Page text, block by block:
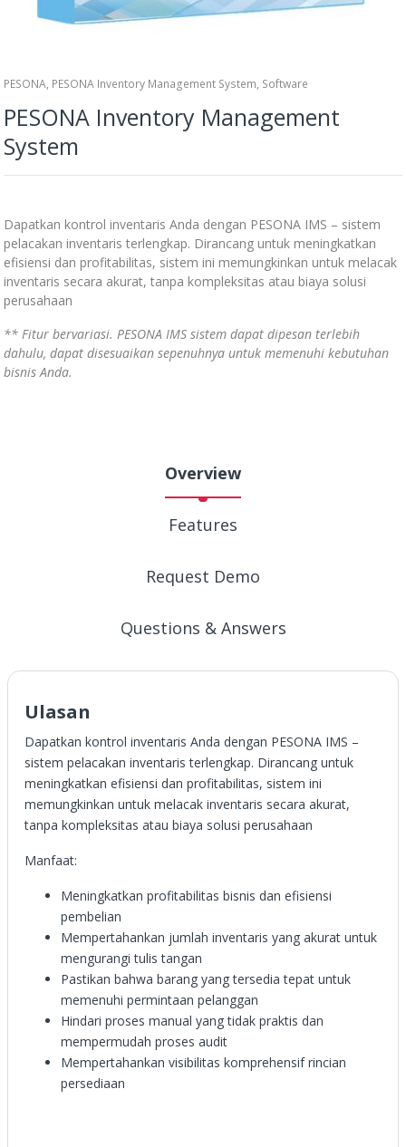
PESONA, PESONA Inventory Management System, Software
PESONA Inventory Management
System
Dapatkan kontrol inventaris Anda dengan PESONA IMS – sistem
pelacakan inventaris terlengkap. Dirancang untuk meningkatkan
efisiensi dan profitabilitas, sistem ini memungkinkan untuk melacak
inventaris secara akurat, tanpa kompleksitas atau biaya solusi
perusahaan
** Fitur bervariasi. PESONA IMS sistem dapat dipesan terlebih
dahulu, dapat disesuaikan sepenuhnya untuk memenuhi kebutuhan
bisnis Anda.
Overview
Features
Request Demo
Questions & Answers
Ulasan
Dapatkan kontrol inventaris Anda dengan PESONA IMS –
sistem pelacakan inventaris terlengkap. Dirancang untuk
meningkatkan efisiensi dan profitabilitas, sistem ini
memungkinkan untuk melacak inventaris secara akurat,
tanpa kompleksitas atau biaya solusi perusahaan
Manfaat:
Meningkatkan profitabilitas bisnis dan efisiensi
pembelian
Mempertahankan jumlah inventaris yang akurat untuk
mengurangi tulis tangan
Pastikan bahwa barang yang tersedia tepat untuk
memenuhi permintaan pelanggan
Hindari proses manual yang tidak praktis dan
mempermudah proses audit
Mempertahankan visibilitas komprehensif rincian
persediaan